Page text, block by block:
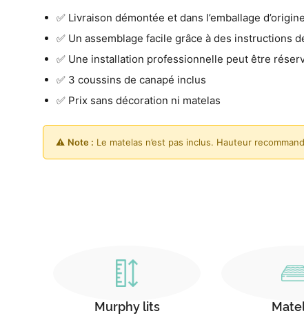
✅ Livraison démontée et dans l’emballage d’origine
✅ Un assemblage facile grâce à des instructions
✅ Une installation professionnelle peut être
✅ 3 coussins de canapé inclus
✅ Prix sans décoration ni matelas
⚠️ Note : Le matelas n’est pas inclus. Hauteur
Murphy lits